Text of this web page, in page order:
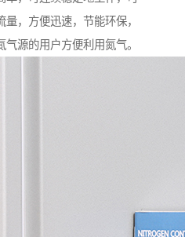
，方便迅速，节能环保，
源的用户方便利用氮气。